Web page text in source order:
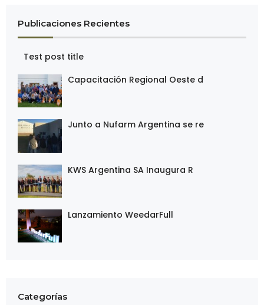
g
a
o
n
Publicaciones Recientes
Test post title
Capacitación Regional Oeste d
Junto a Nufarm Argentina se re
KWS Argentina SA Inaugura R
Lanzamiento WeedarFull
Categorías